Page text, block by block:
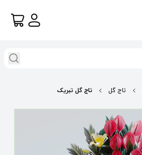
تاج گل تاج گل تبریک